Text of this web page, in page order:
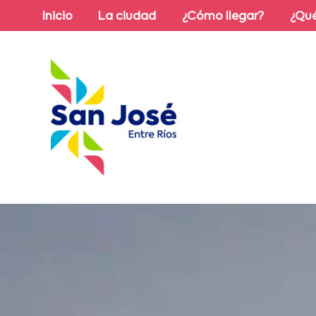
Inicio La ciudad ¿Cómo llegar?